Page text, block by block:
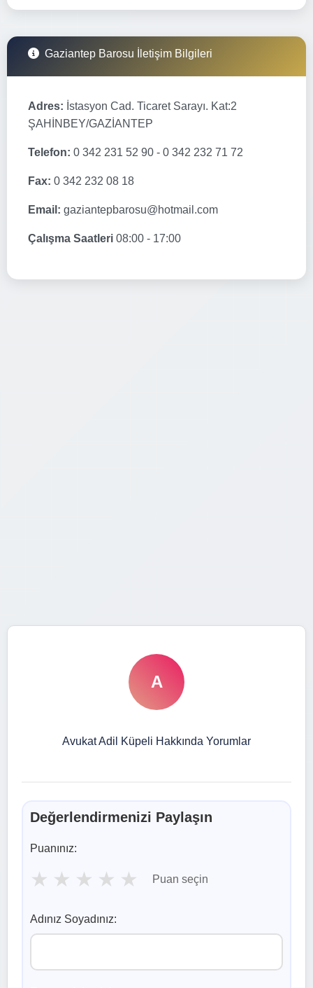
Gaziantep Barosu İletişim Bilgileri
Adres: İstasyon Cad. Ticaret Sarayı. Kat:2
ŞAHİNBEY/GAZİANTEP
Telefon: 0 342 231 52 90 - 0 342 232 71 72
Fax: 0 342 232 08 18
Email: gaziantepbarosu@hotmail.com
Çalışma Saatleri 08:00 - 17:00
A
Avukat Adil Küpeli Hakkında Yorumlar
Değerlendirmenizi Paylaşın
Puanınız:
★ ★ ★ ★ ★ Puan seçin
Adınız Soyadınız: